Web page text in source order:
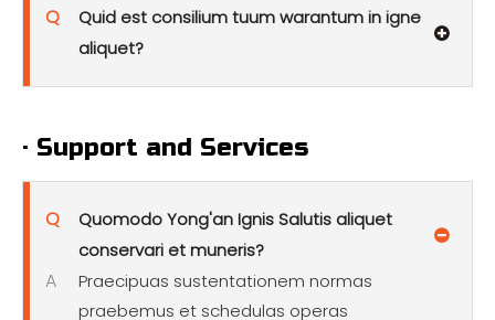
Q
Quid est consilium tuum warantum in igne
aliquet?
· Support and Services
Q
Quomodo Yong'an Ignis Salutis aliquet
conservari et muneris?
A
Praecipuas sustentationem normas
praebemus et schedulas operas